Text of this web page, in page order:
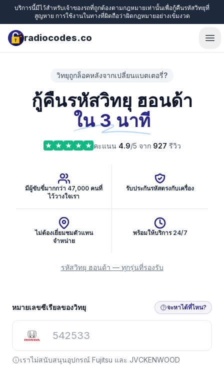
บริการนี้มีไว้สำหรับเจ้าของรถที่ถูกต้องตามกฎหมายเท่านั้นเพื่อกู้คืนรหัสวิทยุที่
สูญหาย การใช้งานในทางที่ผิดถือว่าผิดกฎหมายอย่างเข้มงวด
radiocodes.co
วิทยุถูกล็อคหลังจากเปลี่ยนแบตเตอรี่?
กู้คืนรหัสวิทยุ ฮอนด้า
ใน 3 นาที
คะแนน 4.9/5 จาก 927 รีวิว
มีผู้ขับขี่มากกว่า 47,000 คนที่
ไว้วางใจเรา
รับประกันรหัสตรงกับเครื่อง
ไม่ต้องเยี่ยมชมตัวแทน
จำหน่าย
พร้อมให้บริการ 24/7
รหัสวิทยุ ฮอนด้า — ทุกรุ่นที่รองรับ
รับรหัสวิทยุ
หมายเลขซีเรียลของวิทยุ จะหาได้ที่ไหน?
เราไม่สนับสนุนอุปกรณ์ Fujitsu และ JVCKENWOOD